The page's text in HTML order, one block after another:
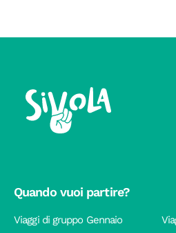
Quando vuoi partire?
Viaggi di gruppo Gennaio